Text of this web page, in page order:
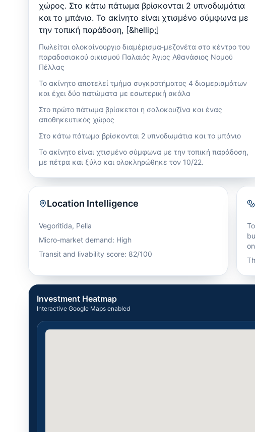
χώρος. Στο κάτω πάτωμα βρίσκονται 2 υπνοδωμάτια
και το μπάνιο. Το ακίνητο είναι χτισμένο σύμφωνα με
την τοπική παράδοση, [&hellip;]
Πωλείται ολοκαίνουργιο διαμέρισμα-μεζονέτα στο κέντρο του
παραδοσιακού οικισμού Παλαιός Άγιος Αθανάσιος Νομού
Πέλλας
Το ακίνητο αποτελεί τμήμα συγκροτήματος 4 διαμερισμάτων
και έχει δύο πατώματα με εσωτερική σκάλα
Στο πρώτο πάτωμα βρίσκεται η σαλοκουζίνα και ένας
αποθηκευτικός χώρος
Στο κάτω πάτωμα βρίσκονται 2 υπνοδωμάτια και το μπάνιο
Το ακίνητο είναι χτισμένο σύμφωνα με την τοπική παράδοση,
με πέτρα και ξύλο και ολοκληρώθηκε τον 10/22.
Location Intelligence
Vegoritida, Pella
Micro-market demand: High
Transit and livability score: 82/100
Investment Heatmap
Interactive Google Maps enabled